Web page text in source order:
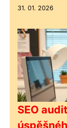
31. 01. 2026
SEO